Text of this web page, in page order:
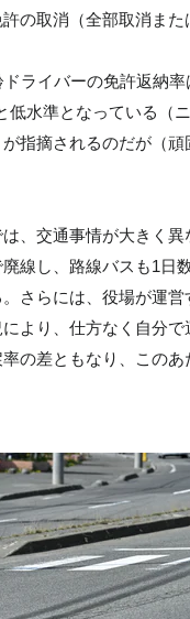
の取消（全部取消また
ライバーの免許返納
低水準となっている（
指摘されるのだが（
、交通事情が大きく
線し、路線バスも1日
さらには、役場が運
より、仕方なく自分
の差ともなり、この